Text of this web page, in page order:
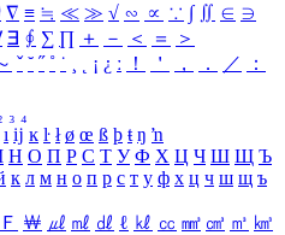
∇ ≡ ≒ ≪ ≫ √ ∽ ∝ ∵ ∫ ∬ ∈ ∋
∃ ∮ ∑ ∏ ＋ － ＜ ＝
＞
ˇ ˘ ˝ ˚ ˙ ¸ ¡ ¿ ː ！ ＇ ， ． ／
：
₃ ₄
ı ĳ ĸ ŀ ł ø œ ß þ ŧ ŋ ŉ
Н О П Р С Т У Ф Х Ц Ч Ш Щ Ъ
к л м н о п р с т у ф х ц ч ш щ ъ
Ｆ ￦ ㎕ ㎖ ㎗ ℓ ㎘ ㏄ ㎣ ㎤ ㎥ ㎦